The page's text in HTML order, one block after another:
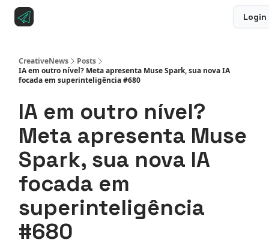
Login
CreativeNews
Posts
IA em outro nível? Meta apresenta Muse Spark, sua nova IA
focada em superinteligência #680
IA em outro nível?
Meta apresenta Muse
Spark, sua nova IA
focada em
superinteligência
#680